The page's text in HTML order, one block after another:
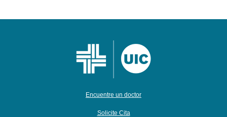
Encuentre un doctor
Solicite Cita